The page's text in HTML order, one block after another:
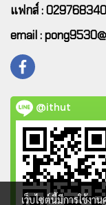
แฟกส์ : 029768340
email :
@ithut
เว็บไซต์นี้มีการใช้ง